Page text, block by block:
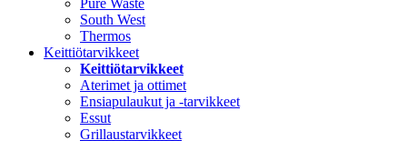
Pure Waste
South West
Thermos
Keittiötarvikkeet
Keittiötarvikkeet
Aterimet ja ottimet
Ensiapulaukut ja -tarvikkeet
Essut
Grillaustarvikkeet